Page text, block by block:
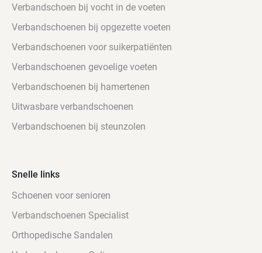
Verbandschoen bij vocht in de voeten
Verbandschoenen bij opgezette voeten
Verbandschoenen voor suikerpatiënten
Verbandschoenen gevoelige voeten
Verbandschoenen bij hamertenen
Uitwasbare verbandschoenen
Verbandschoenen bij steunzolen
Snelle links
Schoenen voor senioren
Verbandschoenen Specialist
Orthopedische Sandalen